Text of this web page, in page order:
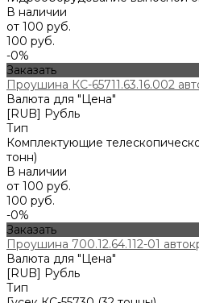
В наличии
от 100 руб.
100 руб.
-0%
Заказать
Проушина КС-65711.63.16.002
Валюта для "Цена"
[RUB] Рубль
Тип
Комплектующие
тонн)
В наличии
от 100 руб.
100 руб.
-0%
Заказать
Проушина 700.12.64.112-01
Валюта для "Цена"
[RUB] Рубль
Тип